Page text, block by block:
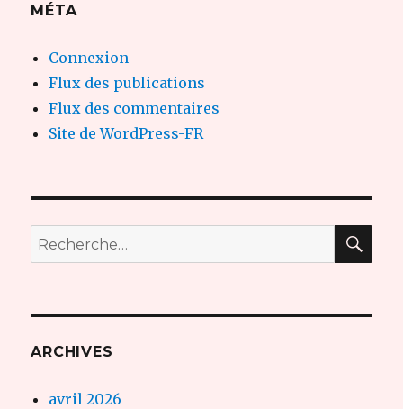
MÉTA
Connexion
Flux des publications
Flux des commentaires
Site de WordPress-FR
Recherche
pour :
ARCHIVES
avril 2026